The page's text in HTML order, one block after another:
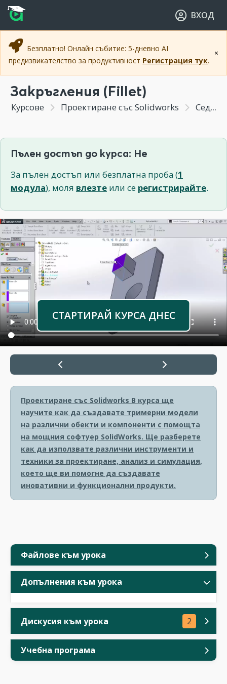
Прескочи към основното съдържание
Прескочи към навигацията
ВХОД
×
Безплатно! Онлайн събитие: 5-дневно AI
предизвикателство за продуктивност Регистрация тук.
Файлове към урока
Допълнения към урока
Дискусия към урока 2
Учебна програма
Закръгления (Fillet)
Курсове Проектиране със Solidworks Седмица 4 - Създаване на тримерни градивни елементи
Пълен достъп до курса: Не
За пълен достъп или безплатна проба (1
модула), моля влезте или се регистрирайте.
СТАРТИРАЙ КУРСА ДНЕС
Проектиране със Solidworks В курса ще
научите как да създавате тримерни модели
на различни обекти и компоненти с помощта
на мощния софтуер SolidWorks. Ще разберете
как да използвате различни инструменти и
техники за проектиране, анализ и симулация,
което ще ви помогне да създавате
иновативни и функционални продукти.